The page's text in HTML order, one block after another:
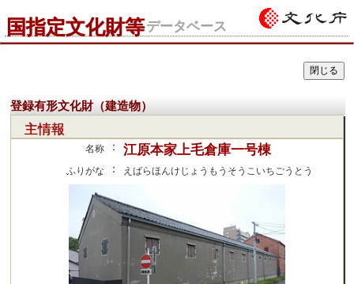
国指定文化財等データベース
登録有形文化財（建造物）
主情報
名称 ： 江原本家上毛倉庫一号棟
ふりがな ： えばらほんけじょうもうそうこいちごうとう